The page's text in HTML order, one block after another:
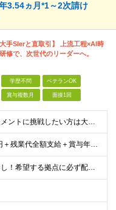
3.54ヵ月*1～2次請け
大手SIerと直取引】 上流工程×AI時
修で、次世代のリーダーへ。
学歴不問 ベテランOK
賞与複数月 面接1回
【上流工程やマネジメントに挑戦したい方は大歓迎です！】 ★開発エンジニアとしての実務経験をお持ちの方 ★上記に加え、下記いずれかに該当する方 ・チームのリーダー／サブリーダーの経験をお持ちの方 ・教育
月給35万円～57万円＋残業代全額支給＋賞与年3.45ヵ月(リーダー経験者) 月給32万円～43万円＋残業代全額支給＋賞与年3.45ヵ月(実務経験者) 入社時想定年収： 490万円～798万円(リー
≪会社都合の転勤なし！希望する拠点に必ず配属します。新潟Uターン・Iターン大歓迎！≫ 首都圏(東京、神奈川、千葉、埼玉)または新潟市、長岡市周辺のお客様先または各拠点での勤務となります。 ■東京支社